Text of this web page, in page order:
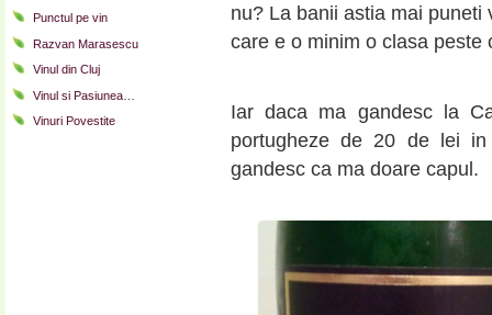
Punctul pe vin
Razvan Marasescu
Vinul din Cluj
Vinul si Pasiunea…
Vinuri Povestite
nu? La banii astia mai
care e o minim o clasa peste
Iar daca ma gandesc la
portugheze de 20 de lei
gandesc ca ma doare capul.